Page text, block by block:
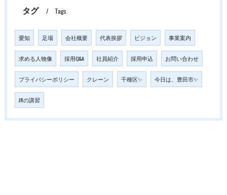
タグ Tags
愛知 足場 会社概要 代表挨拶 ビジョン 事業案内
求める人物像 採用Q&A 社員紹介 採用申込 お問い合わせ
プライバシーポリシー クレーン 千種区✨ 今日は、豊田市✨
JRの講習